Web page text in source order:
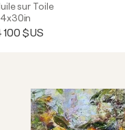
sur Toile
100 $US